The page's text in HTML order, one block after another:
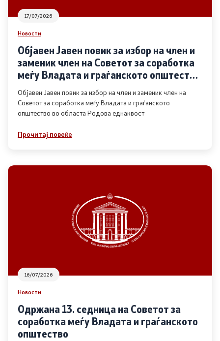
Дијалог меѓу Владата и граѓанскиот сектор
Отворени денови за иницијативи на граѓанските
организации
Финансиска поддршка
Извештаи
Список на ОЈИ
17/07/2026
Новости
Објавен Јавен повик за избор на член и
заменик член на Советот за соработка
меѓу Владата и граѓанското општество
во областа Родова еднаквост
Објавен Јавен повик за избор на член и заменик член на
Советот за соработка меѓу Владата и граѓанското
општество во областа Родова еднаквост
Прочитај повеќе
16/07/2026
Новости
Одржана 13. седница на Советот за
соработка меѓу Владата и граѓанското
општество